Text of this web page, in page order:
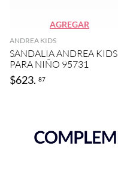
AGREGAR
ANDREA KIDS
SANDALIA ANDREA KIDS
PARA NIÑO 95731
$623. 87